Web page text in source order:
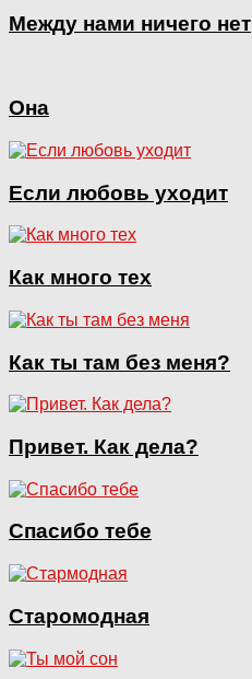
Между нами ничего нет
Она
Если любовь уходит
Как много тех
Как ты там без меня?
Привет. Как дела?
Спасибо тебе
Старомодная